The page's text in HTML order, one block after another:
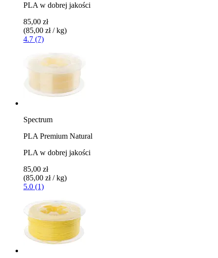
PLA w dobrej jakości
85,00 zł
(85,00 zł / kg)
4.7 (7)
Spectrum
PLA Premium Natural
PLA w dobrej jakości
85,00 zł
(85,00 zł / kg)
5.0 (1)